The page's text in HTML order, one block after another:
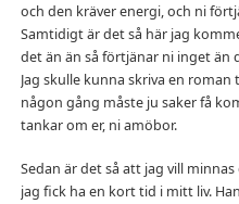
och den kräver energi, och ni
Samtidigt är det så här jag
det än än så förtjänar ni inget
Jag skulle kunna skriva en
någon gång måste ju saker få
tankar om er, ni amöbor.
Sedan är det så att jag vill
jag fick ha en kort tid i mitt liv.